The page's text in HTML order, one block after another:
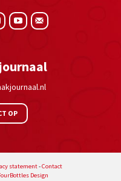
OP
statement-Contact
Design